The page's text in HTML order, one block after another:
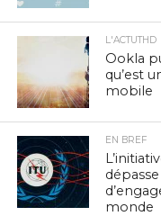
L'ACTUTHD
Ookla
qu’est
mobile
EN BREF
monde